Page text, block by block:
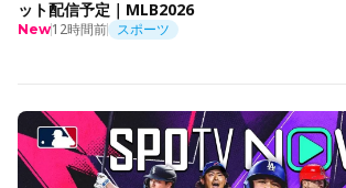
ット配信予定｜MLB2026
New12時間前 スポーツ